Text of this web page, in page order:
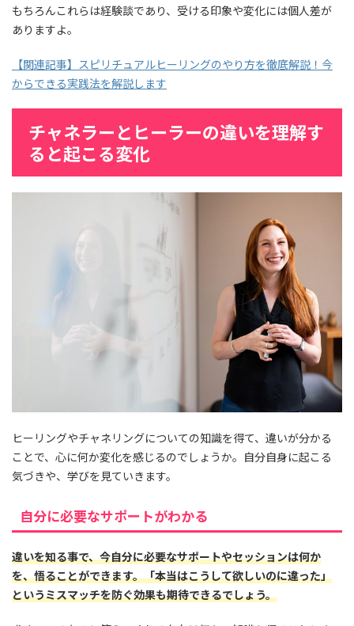
もちろんこれらは経験談であり、受ける印象や変化には個人差が
ありますよ。
【関連記事】スピリチュアルヒーリングのやり方を徹底解説！今
からできる実践法を解説します
チャネラーとヒーラーの違いを理解す
ると起こる変化
ヒーリングやチャネリングについての知識を得て、違いが分かる
ことで、心に何か変化を感じるのでしょうか。自分自身に起こる
気づきや、学びを見ていきます。
自分に必要なサポートがわかる
違いを知る事で、今自分に必要なサポートやセッションは何か
を、悟ることができます。「本当はこうして欲しいのに違った」
というミスマッチを防ぐ効果も期待できるでしょう。